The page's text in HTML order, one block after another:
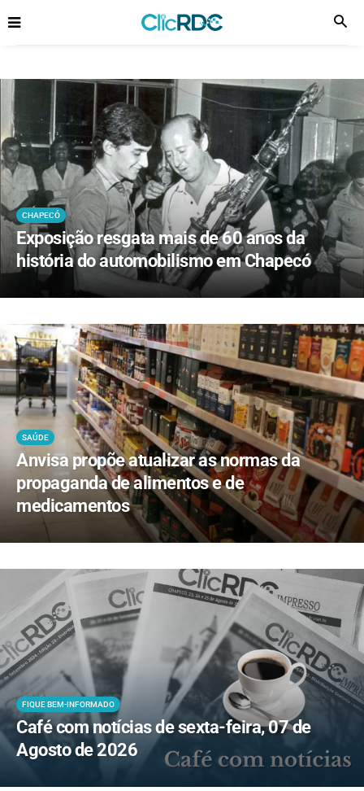
CHAPECÓ
Exposição resgata mais de 60 anos da
história do automobilismo em Chapecó
SAÚDE
Anvisa propõe atualizar as normas da
propaganda de alimentos e de
medicamentos
FIQUE BEM-INFORMADO
Café com notícias de sexta-feira, 07 de
Agosto de 2026